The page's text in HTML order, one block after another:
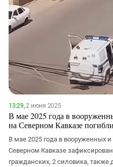
13:29,2 июня 2025
В мае 2025 года в
на Северном Кавказе
В мае 2025 года в вооруженных и
Северном Кавказе
гражданских, 2 силовика, также